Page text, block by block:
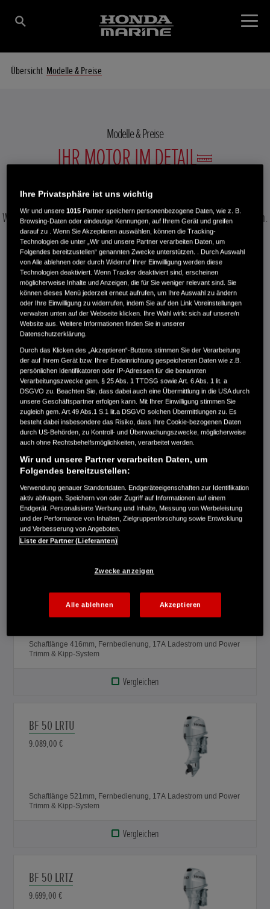
Übersicht Modelle & Preise
Modelle & Preise
IHR MOTOR IM DETAIL
Wählen Sie einen Motor aus, um die technischen Details anzuzeigen.
BF 40 LRTU
8.649,00 €
Schaftlänge 521mm, Fernbedienung, 17A Ladestrom und Power
Trimm & Kipp-System
Vergleichen
BF 40 LRTZ
9.149,00 €
Schaftlänge 521mm, Pinne, 17A Ladestrom und Power Trimm &
Kipp-System
9.089,00 €
Schaftlänge 416mm, Fernbedienung, 17A Ladestrom und Power
Trimm & Kipp-System
Vergleichen
BF 50 LRTU
9.089,00 €
Schaftlänge 521mm, Fernbedienung, 17A Ladestrom und Power
Trimm & Kipp-System
Vergleichen
BF 50 LRTZ
9.699,00 €
Ihre Privatsphäre ist uns wichtig
Wir und unsere1015 Partner speichern personenbezogene Daten, wie z. B.
Browsing-Daten oder eindeutige Kennungen, auf Ihrem Gerät und greifen
darauf zu . Wenn Sie Akzeptieren auswählen, können die Tracking-
Technologien die unter „Wir und unsere Partner verarbeiten Daten, um
Folgendes bereitzustellen“ genannten Zwecke unterstützen. . Durch Auswahl
von Alle ablehnen oder durch Widerruf Ihrer Einwilligung werden diese
Technologien deaktiviert. Wenn Tracker deaktiviert sind, erscheinen
möglicherweise Inhalte und Anzeigen, die für Sie weniger relevant sind. Sie
können dieses Menü jederzeit erneut aufrufen, um Ihre Auswahl zu ändern
oder Ihre Einwilligung zu widerrufen, indem Sie auf den Link Voreinstellungen
verwalten unten auf der Webseite klicken. Ihre Wahl wirkt sich auf unsere/n
Website aus. Weitere Informationen finden Sie in unserer
Datenschutzerklärung.
Durch das Klicken des „Akzeptieren“-Buttons stimmen Sie der Verarbeitung
der auf Ihrem Gerät bzw. Ihrer Endeinrichtung gespeicherten Daten wie z.B.
persönlichen Identifikatoren oder IP-Adressen für die benannten
Verarbeitungszwecke gem. § 25 Abs. 1 TTDSG sowie Art. 6 Abs. 1 lit. a
DSGVO zu. Beachten Sie, dass dabei auch eine Übermittlung in die USA durch
unsere Geschäftspartner erfolgen kann. Mit Ihrer Einwilligung stimmen Sie
zugleich gem. Art.49 Abs.1 S.1 lit.a DSGVO solchen Übermittlungen zu. Es
besteht dabei insbesondere das Risiko, dass Ihre Cookie-bezogenen Daten
durch US-Behörden, zu Kontroll- und Überwachungszwecke, möglicherweise
auch ohne Rechtsbehelfsmöglichkeiten, verarbeitet werden.
Wir und unsere Partner verarbeiten Daten, um
Folgendes bereitzustellen:
Verwendung genauer Standortdaten. Endgeräteeigenschaften zur Identifikation
aktiv abfragen. Speichern von oder Zugriff auf Informationen auf einem
Endgerät. Personalisierte Werbung und Inhalte, Messung von Werbeleistung
und der Performance von Inhalten, Zielgruppenforschung sowie Entwicklung
und Verbesserung von Angeboten.
Liste der Partner (Lieferanten)
Zwecke anzeigen
Alle ablehnen Akzeptieren